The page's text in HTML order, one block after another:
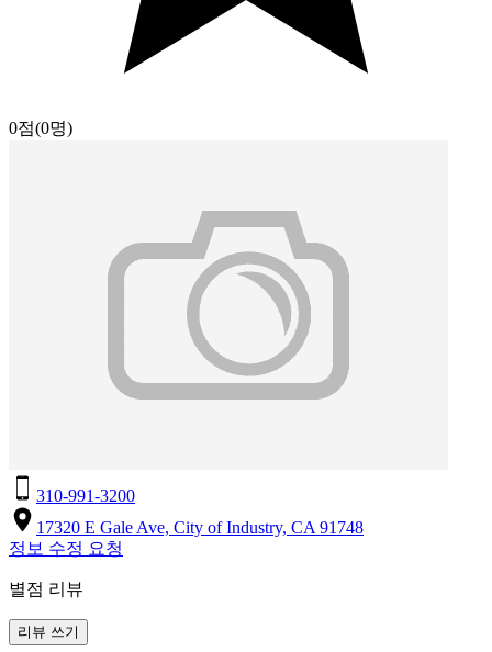
0점(0명)
310-991-3200
17320 E Gale Ave, City of Industry, CA 91748
정보 수정 요청
별점 리뷰
리뷰 쓰기